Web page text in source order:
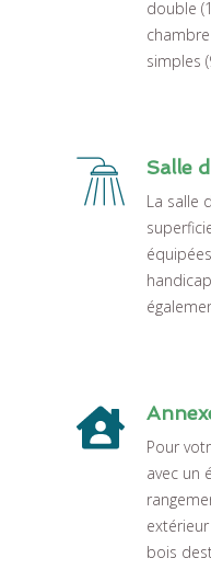
double
simples
Salle
La salle
Pour
avec un
bois